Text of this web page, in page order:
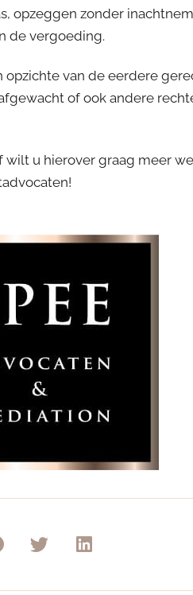
opzeggen zonder
de vergoeding.
van de eerdere
of ook andere
u hierover graag meer